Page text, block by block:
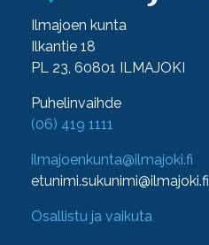
Ilmajoen kunta
Ilkantie 18
PL 23, 60801 ILMAJOKI
Puhelinvaihde
(06) 419 1111
ilmajoenkunta@ilmajoki.fi
etunimi.sukunimi@ilmajoki.fi
Osallistu ja vaikuta